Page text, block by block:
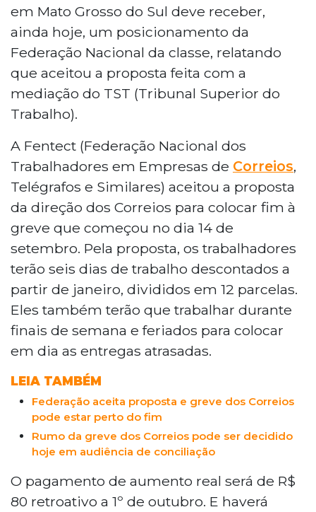
em Mato Grosso do Sul deve receber,
ainda hoje, um posicionamento da
Federação Nacional da classe, relatando
que aceitou a proposta feita com a
mediação do TST (Tribunal Superior do
Trabalho).
A Fentect (Federação Nacional dos
Trabalhadores em Empresas de Correios,
Telégrafos e Similares) aceitou a proposta
da direção dos Correios para colocar fim à
greve que começou no dia 14 de
setembro. Pela proposta, os trabalhadores
terão seis dias de trabalho descontados a
partir de janeiro, divididos em 12 parcelas.
Eles também terão que trabalhar durante
finais de semana e feriados para colocar
em dia as entregas atrasadas.
LEIA TAMBÉM
Federação aceita proposta e greve dos Correios
pode estar perto do fim
Rumo da greve dos Correios pode ser decidido
hoje em audiência de conciliação
O pagamento de aumento real será de R$
80 retroativo a 1º de outubro. E haverá